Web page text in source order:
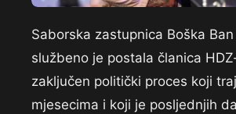
Saborska zastupnica Boška
službeno je postala članica
zaključen politički proces koji
mjesecima i koji je posljednjih